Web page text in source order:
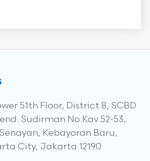
51th Floor, District 8, SCBD
Sudirman No.Kav 52-53,
Senayan, Kebayoran Baru,
City, Jakarta 12190